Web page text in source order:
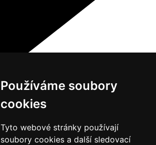
Používáme soubory
cookies
Tyto webové stránky používají
soubory cookies a další sledovací